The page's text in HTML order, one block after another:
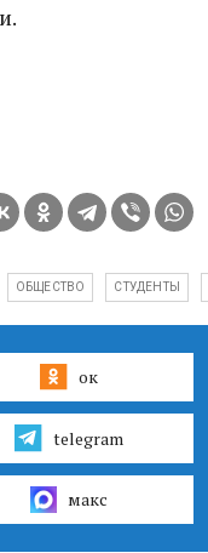
ОБЩЕСТВО СТУДЕНТЫ
ок
telegram
макс